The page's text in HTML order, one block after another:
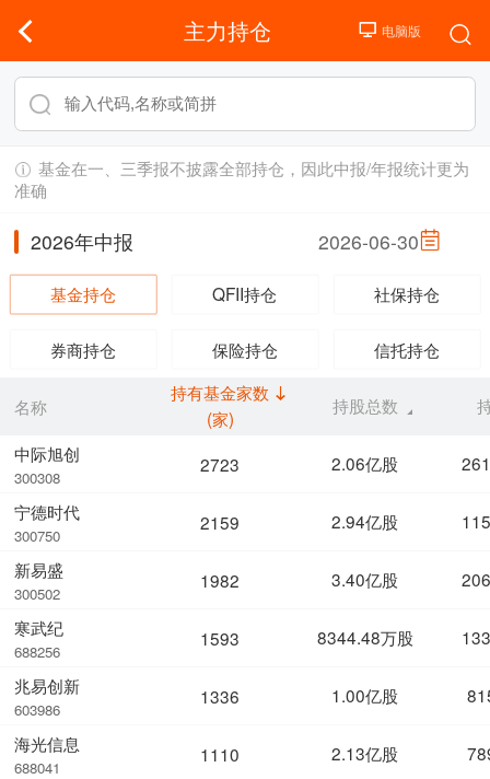
主力持仓
基金在一、三季报不披露全部持仓，因此中报/年报统计更为
准确
2026年中报 2026-06-30
基金持仓 QFII持仓 社保持仓
券商持仓 保险持仓 信托持仓
名称
中际旭创
300308
宁德时代
300750
新易盛
300502
寒武纪
688256
兆易创新
603986
海光信息
688041
持有基金家数
(家)
持股总数
2723 2.06亿股
2159 2.94亿股
1982 3.40亿股
1593 8344.48万股
1336 1.00亿股
1110 2.13亿股